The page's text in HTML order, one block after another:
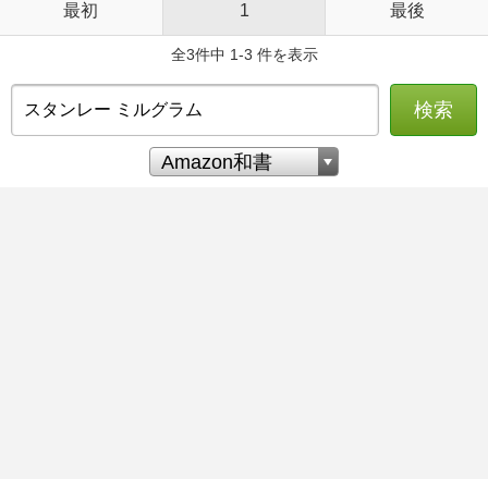
最初 1 最後
全3件中 1-3 件を表示
検索